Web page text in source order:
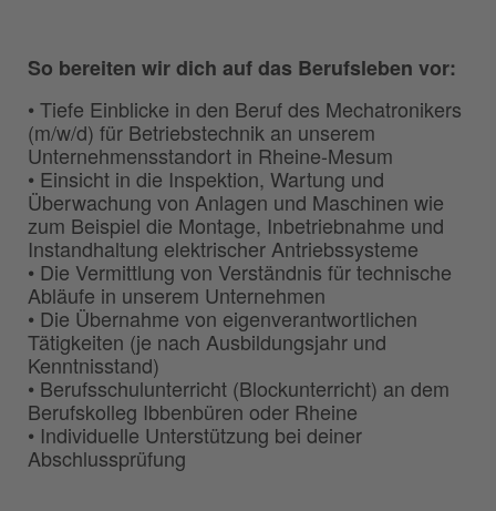
So bereiten wir dich auf das Berufsleben vor:
• Tiefe Einblicke in den Beruf des Mechatronikers
(m/w/d) für Betriebstechnik an unserem
Unternehmensstandort in Rheine-Mesum
• Einsicht in die Inspektion, Wartung und
Überwachung von Anlagen und Maschinen wie
zum Beispiel die Montage, Inbetriebnahme und
Instandhaltung elektrischer Antriebssysteme
• Die Vermittlung von Verständnis für technische
Abläufe in unserem Unternehmen
• Die Übernahme von eigenverantwortlichen
Tätigkeiten (je nach Ausbildungsjahr und
Kenntnisstand)
• Berufsschulunterricht (Blockunterricht) an dem
Berufskolleg Ibbenbüren oder Rheine
• Individuelle Unterstützung bei deiner
Abschlussprüfung